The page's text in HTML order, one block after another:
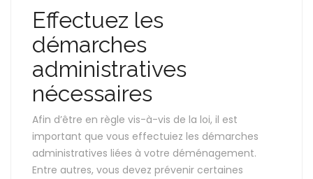
Effectuez les
démarches
administratives
nécessaires
Afin d’être en règle vis-à-vis de la loi, il est
important que vous effectuiez les démarches
administratives liées à votre déménagement.
Entre autres, vous devez prévenir certaines